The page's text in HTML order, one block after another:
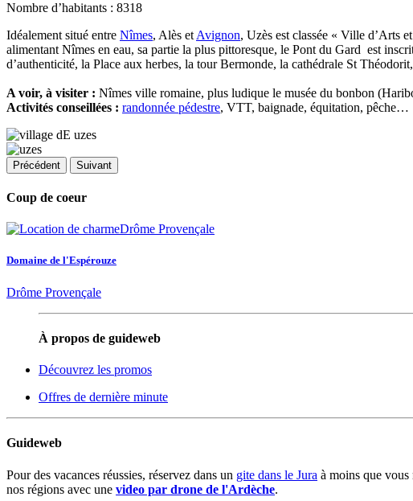
Nombre d’habitants : 8318
Idéalement situé entre Nîmes, Alès et Avignon, Uzès est classée « Ville d’Arts
alimentant Nîmes en eau, sa partie la plus pittoresque, le Pont du Gard est
d’authenticité, la Place aux herbes, la tour Bermonde, la cathédrale St
A voir, à visiter : Nîmes ville romaine, plus ludique le musée du bonbon
Activités conseillées : randonnée pédestre, VTT, baignade, équitation, pêche…
Précédent Suivant
Coup de coeur
Domaine de l'Espérouze
Drôme Provençale
À propos de guideweb
Découvrez les promos
Offres de dernière minute
Guideweb
Pour des vacances réussies, réservez dans un gite dans le Jura à moins que vous
nos régions avec une video par drone de l'Ardèche.